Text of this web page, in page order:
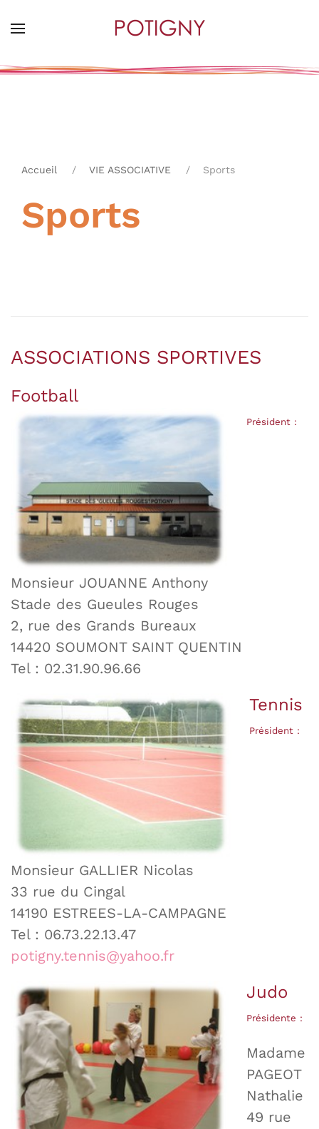
main
Accueil VIE ASSOCIATIVE Sports
Sports
ASSOCIATIONS SPORTIVES
Football
Président :
Monsieur JOUANNE Anthony
Stade des Gueules Rouges
2, rue des Grands Bureaux
14420 SOUMONT SAINT QUENTIN
Tel : 02.31.90.96.66
Tennis
Président :
Monsieur GALLIER Nicolas
33 rue du Cingal
14190 ESTREES-LA-CAMPAGNE
Tel : 06.73.22.13.47
potigny.tennis@yahoo.fr
Judo
Présidente :
Madame
PAGEOT
Nathalie
49 rue